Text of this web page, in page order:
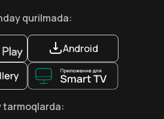
qurilmada:
Android
tarmoqlarda: